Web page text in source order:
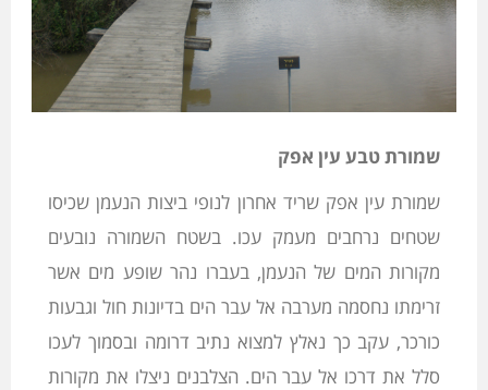
שמורת טבע עין אפק
שמורת עין אפק שריד אחרון לנופי ביצות הנעמן שכיסו
שטחים נרחבים מעמק עכו. בשטח השמורה נובעים
מקורות המים של הנעמן, בעברו נהר שופע מים אשר
זרימתו נחסמה מערבה אל עבר הים בדיונות חול וגבעות
כורכר, עקב כך נאלץ למצוא נתיב דרומה ובסמוך לעכו
סלל את דרכו אל עבר הים. הצלבנים ניצלו את מקורות